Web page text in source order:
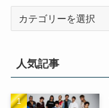
ー
人気記事